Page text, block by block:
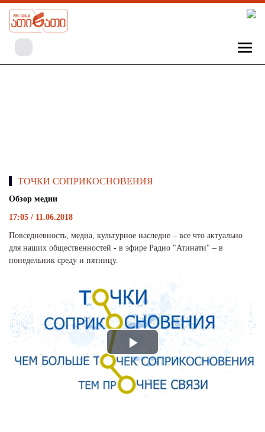
ТОЧКИ СОПРИКОСНОВЕНИЯ
Обзор медии
17:05 / 11.06.2018
Повседневность, медиа, культурное наследие – все что актуально
для наших общественностей - в эфире Радио "Атинати" – в
понедельник среду и пятницу.
Play
Video